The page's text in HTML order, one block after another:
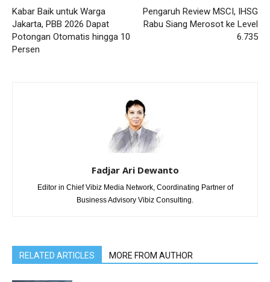
Kabar Baik untuk Warga
Jakarta, PBB 2026 Dapat
Potongan Otomatis hingga 10
Persen
Pengaruh Review MSCI, IHSG
Rabu Siang Merosot ke Level
6.735
Fadjar Ari Dewanto
Editor in Chief Vibiz Media Network, Coordinating Partner of
Business Advisory Vibiz Consulting.
RELATED ARTICLES MORE FROM AUTHOR